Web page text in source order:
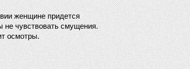
женщине придется
не чувствовать смущения.
осмотры.